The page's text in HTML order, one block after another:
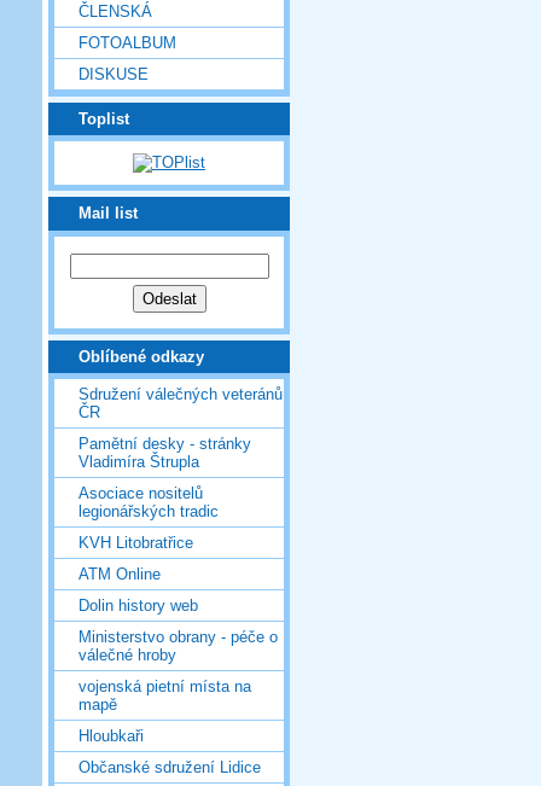
ČLENSKÁ
FOTOALBUM
DISKUSE
Toplist
Mail list
Oblíbené odkazy
Sdružení válečných veteránů
ČR
Pamětní desky - stránky
Vladimíra Štrupla
Asociace nositelů
legionářských tradic
KVH Litobratřice
ATM Online
Dolin history web
Ministerstvo obrany - péče o
válečné hroby
vojenská pietní místa na
mapě
Hloubkaři
Občanské sdružení Lidice